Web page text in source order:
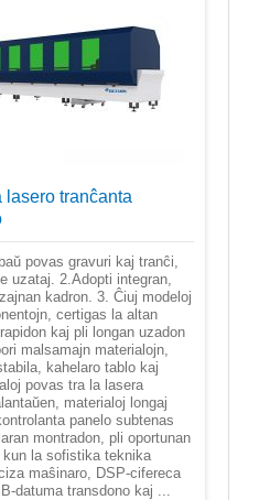
lasero tranĉanta
povas gravuri kaj tranĉi,
uzataj. 2.Adopti integran,
kadron. 3. Ĉiuj modeloj
certigas la altan
kaj pli longan uzadon
malsamajn materialojn,
kahelaro tablo kaj
povas tra la lasera
materialoj longaj
panelo subtenas
montradon, pli oportunan
la sofistika teknika
maŝinaro, DSP-cifereca
datuma transdono kaj ...